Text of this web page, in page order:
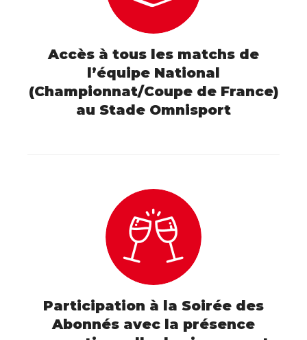
Accès à tous les matchs de
l’équipe National
(Championnat/Coupe de France)
au Stade Omnisport
Participation à la Soirée des
Abonnés avec la présence